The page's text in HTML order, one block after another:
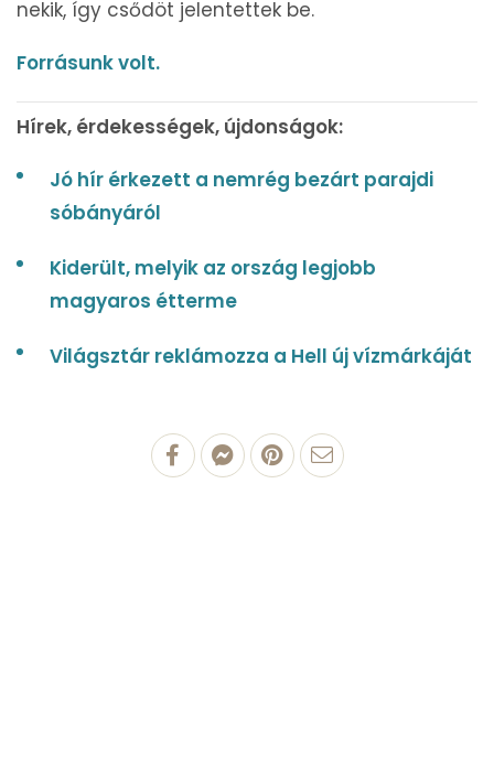
nekik, így csődöt jelentettek be.
Forrásunk volt.
Hírek, érdekességek, újdonságok:
Jó hír érkezett a nemrég bezárt parajdi
sóbányáról
Kiderült, melyik az ország legjobb
magyaros étterme
Világsztár reklámozza a Hell új vízmárkáját